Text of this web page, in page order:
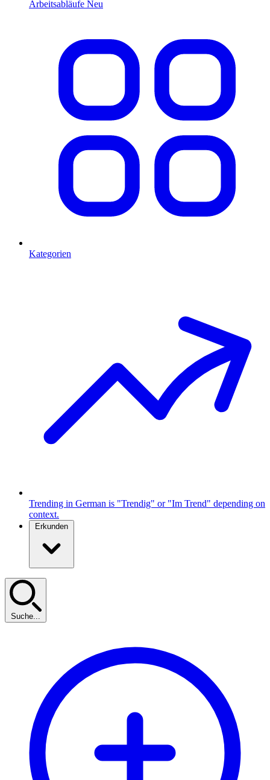
Arbeitsabläufe Neu
Kategorien
Trending in German is "Trendig" or "Im Trend" depending on
context.
Erkunden
Suche...